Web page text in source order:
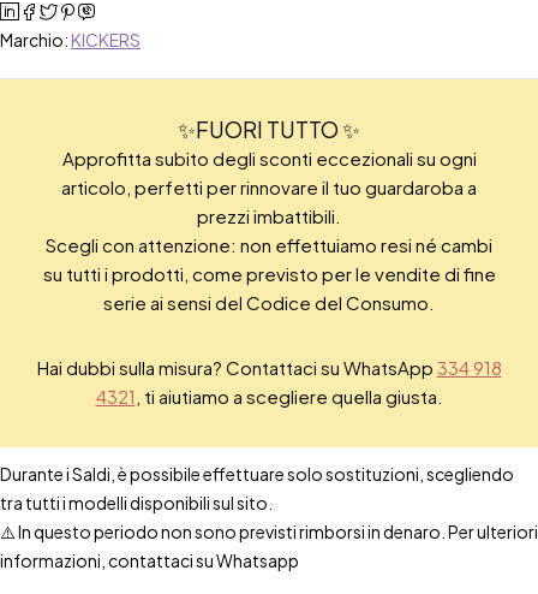
Marchio: KICKERS
✨FUORI TUTTO ✨
Approfitta subito degli sconti eccezionali su ogni
articolo, perfetti per rinnovare il tuo guardaroba a
prezzi imbattibili.
Scegli con attenzione: non effettuiamo resi né cambi
su tutti i prodotti, come previsto per le vendite di fine
serie ai sensi del Codice del Consumo.
Hai dubbi sulla misura? Contattaci su WhatsApp 334 918
4321 , ti aiutiamo a scegliere quella giusta.
Durante i Saldi, è possibile effettuare solo sostituzioni, scegliendo
tra tutti i modelli disponibili sul sito.
⚠️ In questo periodo non sono previsti rimborsi in denaro. Per ulteriori
informazioni, contattaci su Whatsapp